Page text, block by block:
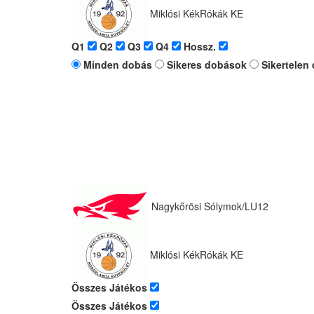
Miklósi KékRókák KE
Q1 Q2 Q3 Q4
Hossz.
Minden dobás
Sikeres dobások Sikertelen
Nagykőrösi Sólymok/LU12
Miklósi KékRókák KE
Összes Játékos
Összes Játékos